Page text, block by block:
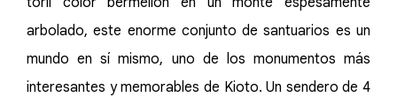
arbolado, este enorme conjunto de santuarios es un
mundo en sí mismo, uno de los monumentos más
interesantes y memorables de Kioto. Un sendero de 4